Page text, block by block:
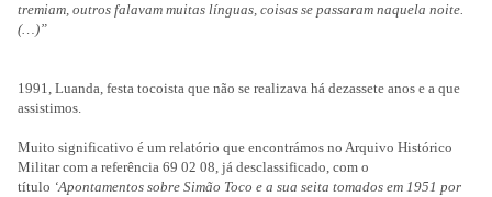
tremiam, outros falavam muitas línguas, coisas se passaram naquela noite.
(…)”
1991, Luanda, festa tocoista que não se realizava há dezassete anos e a que
assistimos.
Muito significativo é um relatório que encontrámos no Arquivo Histórico
Militar com a referência 69 02 08, já desclassificado, com o
título ‘Apontamentos sobre Simão Toco e a sua seita tomados em 1951 por